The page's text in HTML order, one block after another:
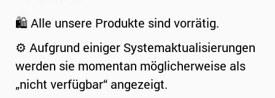
🛍️ Alle unsere Produkte sind vorrätig.
⚙️ Aufgrund einiger Systemaktualisierungen
werden sie momentan möglicherweise als
„nicht verfügbar“ angezeigt.